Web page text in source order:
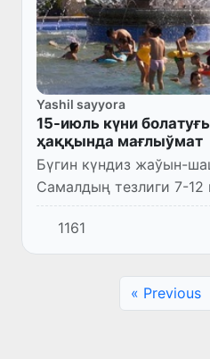
Yashil sayyora
15-июль күни
ҳаққында мағлыўмат
Бүгин күндиз жаўын-
Самалдың тезлиги 7-
жерлерде 13-18 м/с қа
айырым жерлерде шаң-
бақланыўы мүмкин.
1161
« Previous